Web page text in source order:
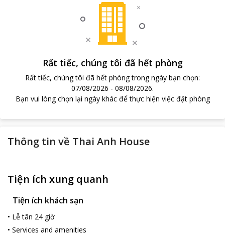
Rất tiếc, chúng tôi đã hết phòng
Rất tiếc, chúng tôi đã hết phòng trong ngày bạn chọn:
07/08/2026 - 08/08/2026.
Bạn vui lòng chọn lại ngày khác để thực hiện việc đặt phòng
Thông tin về Thai Anh House
Tiện ích xung quanh
Tiện ích khách sạn
• Lễ tân 24 giờ
• Services and amenities